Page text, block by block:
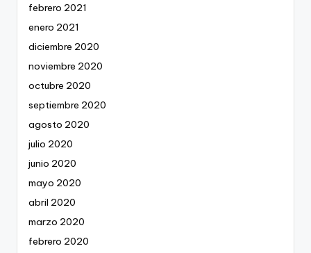
febrero 2021
enero 2021
diciembre 2020
noviembre 2020
octubre 2020
septiembre 2020
agosto 2020
julio 2020
junio 2020
mayo 2020
abril 2020
marzo 2020
febrero 2020